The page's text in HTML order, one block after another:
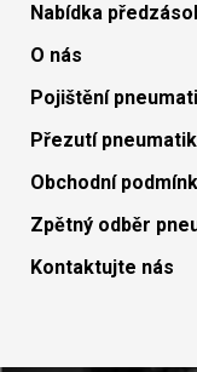
Nabídka
O nás
Pojištění
Přezutí
Obchodní
Zpětný odběr
Kontaktujte nás